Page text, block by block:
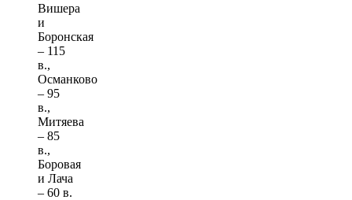
Вишера
и
Боронская
– 115
в.,
Османково
– 95
в.,
Митяева
– 85
в.,
Боровая
и Лача
– 60 в.